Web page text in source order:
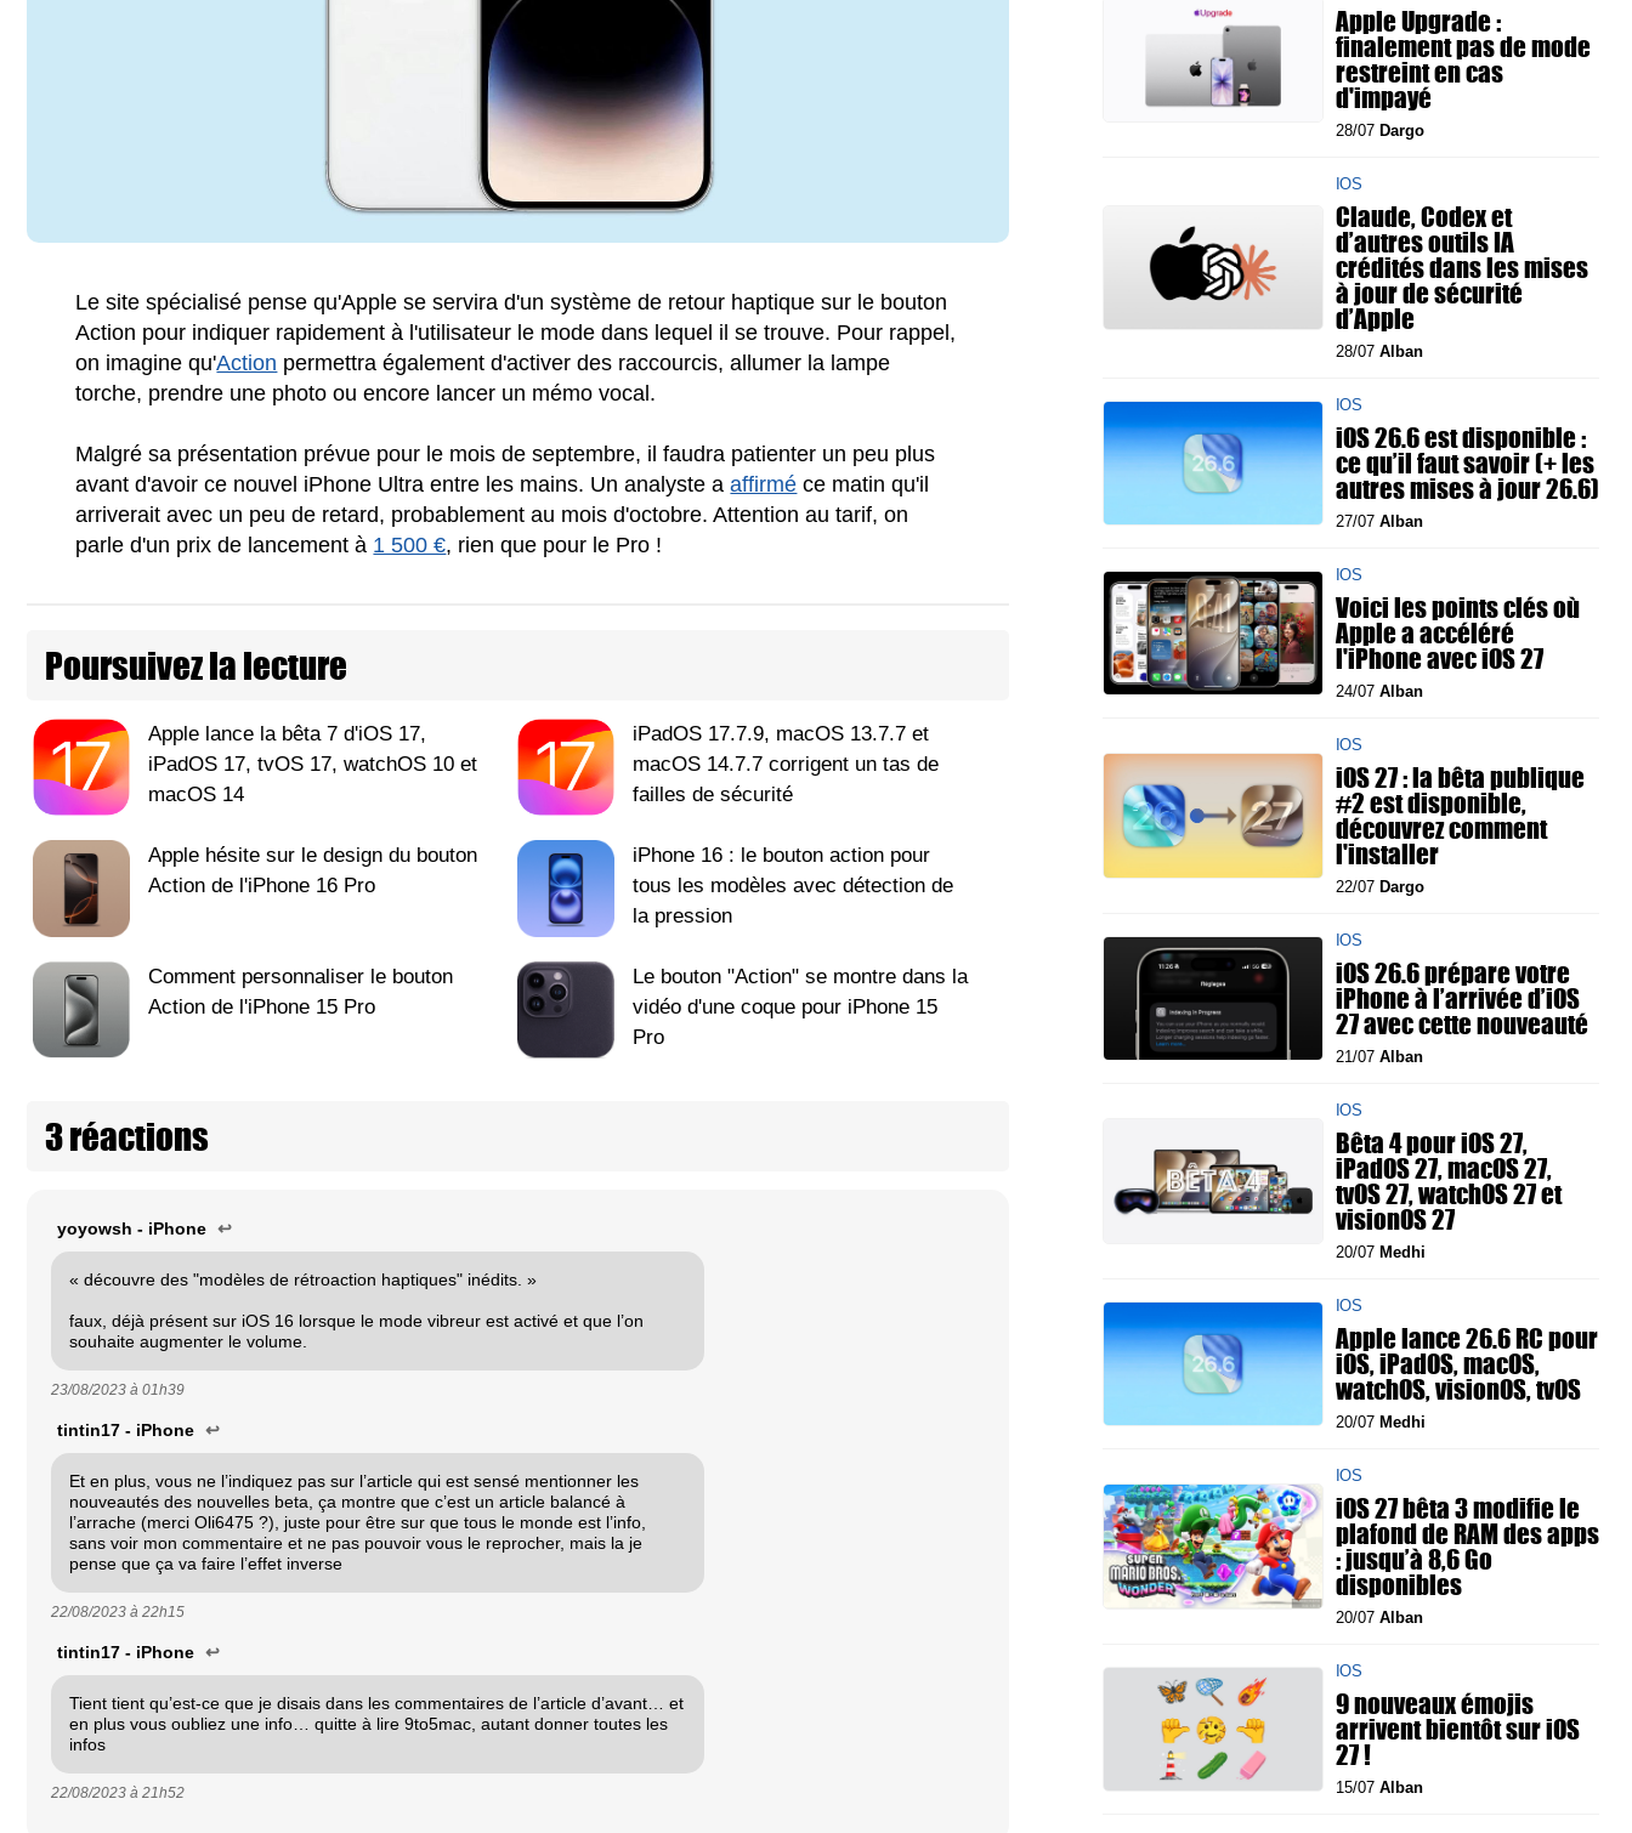
Le site spécialisé pense qu'Apple se servira d'un système de retour haptique sur le bouton
Action pour indiquer rapidement à l'utilisateur le mode dans lequel il se trouve. Pour rappel,
on imagine qu'Action permettra également d'activer des raccourcis, allumer la lampe
torche, prendre une photo ou encore lancer un mémo vocal.
Malgré sa présentation prévue pour le mois de septembre, il faudra patienter un peu plus
avant d'avoir ce nouvel iPhone Ultra entre les mains. Un analyste aaffirmé ce matin qu'il
arriverait avec un peu de retard, probablement au mois d'octobre. Attention au tarif, on
parle d'un prix de lancement à 1 500 €, rien que pour le Pro !
Poursuivez la lecture
Apple lance la bêta 7 d'iOS 17,
iPadOS 17, tvOS 17, watchOS 10 et
macOS 14
iPadOS 17.7.9, macOS 13.7.7 et
macOS 14.7.7 corrigent un tas de
failles de sécurité
Apple hésite sur le design du bouton
Action de l'iPhone 16 Pro
iPhone 16 : le bouton action pour
tous les modèles avec détection de
la pression
Comment personnaliser le bouton
Action de l'iPhone 15 Pro
Le bouton "Action" se montre dans la
vidéo d'une coque pour iPhone 15
Pro
3 réactions
yoyowsh - iPhone ↩
« découvre des "modèles de rétroaction haptiques" inédits. »
faux, déjà présent sur iOS 16 lorsque le mode vibreur est activé et que l’on
souhaite augmenter le volume.
23/08/2023 à 01h39
tintin17 - iPhone ↩
Et en plus, vous ne l’indiquez pas sur l’article qui est sensé mentionner les
nouveautés des nouvelles beta, ça montre que c’est un article balancé à
l’arrache (merci Oli6475 ?), juste pour être sur que tous le monde est l’info,
sans voir mon commentaire et ne pas pouvoir vous le reprocher, mais la je
pense que ça va faire l’effet inverse
22/08/2023 à 22h15
tintin17 - iPhone ↩
Tient tient qu’est-ce que je disais dans les commentaires de l’article d’avant… et
en plus vous oubliez une info… quitte à lire 9to5mac, autant donner toutes les
infos
22/08/2023 à 21h52
Apple Upgrade :
finalement pas de mode
restreint en cas
d'impayé
28/07 Dargo
IOS
Claude, Codex et
d’autres outils IA
crédités dans les mises
à jour de sécurité
d’Apple
28/07 Alban
IOS
iOS 26.6 est disponible :
ce qu’il faut savoir (+ les
autres mises à jour 26.6)
27/07 Alban
IOS
Voici les points clés où
Apple a accéléré
l'iPhone avec iOS 27
24/07 Alban
IOS
iOS 27 : la bêta publique
#2 est disponible,
découvrez comment
l'installer
22/07 Dargo
IOS
iOS 26.6 prépare votre
iPhone à l’arrivée d’iOS
27 avec cette nouveauté
21/07 Alban
IOS
Bêta 4 pour iOS 27,
iPadOS 27, macOS 27,
tvOS 27, watchOS 27 et
visionOS 27
20/07 Medhi
IOS
Apple lance 26.6 RC pour
iOS, iPadOS, macOS,
watchOS, visionOS, tvOS
20/07 Medhi
IOS
iOS 27 bêta 3 modifie le
plafond de RAM des apps
: jusqu’à 8,6 Go
disponibles
20/07 Alban
IOS
9 nouveaux émojis
arrivent bientôt sur iOS
27 !
15/07 Alban